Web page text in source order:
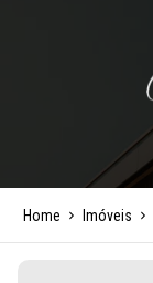
Home Imóveis